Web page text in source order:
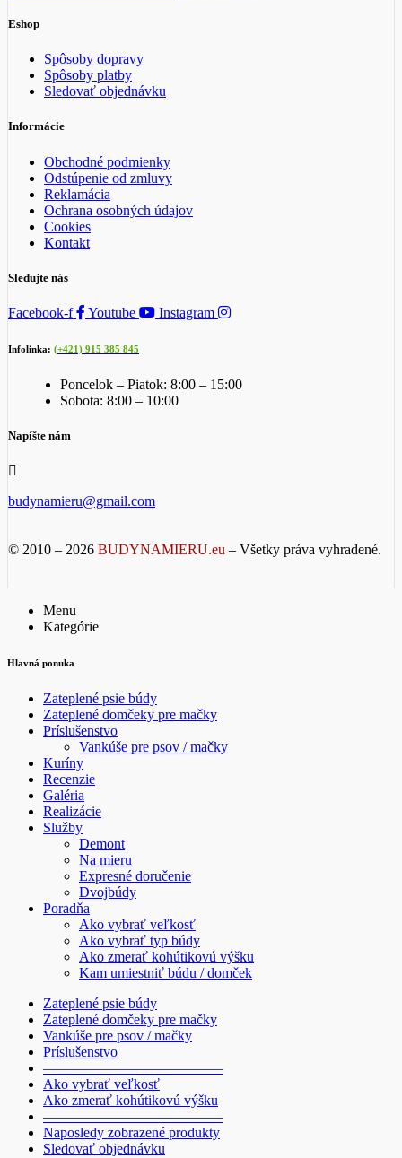
Eshop
Spôsoby dopravy
Spôsoby platby
Sledovať objednávku
Informácie
Obchodné podmienky
Odstúpenie od zmluvy
Reklamácia
Ochrana osobných údajov
Cookies
Kontakt
Sledujte nás
Facebook-f Youtube Instagram
Infolinka: (+421) 915 385 845
Poncelok – Piatok: 8:00 – 15:00
Sobota: 8:00 – 10:00
Napíšte nám
budynamieru@gmail.com
© 2010 – 2026 BUDYNAMIERU.eu – Všetky práva vyhradené.
Menu
Kategórie
Hlavná ponuka
Zateplené psie búdy
Zateplené domčeky pre mačky
Príslušenstvo
Vankúše pre psov / mačky
Kuríny
Recenzie
Galéria
Realizácie
Služby
Demont
Na mieru
Expresné doručenie
Dvojbúdy
Poradňa
Ako vybrať veľkosť
Ako vybrať typ búdy
Ako zmerať kohútikovú výšku
Kam umiestniť búdu / domček
Zateplené psie búdy
Zateplené domčeky pre mačky
Vankúše pre psov / mačky
Príslušenstvo
————————————–
Ako vybrať veľkosť
Ako zmerať kohútikovú výšku
————————————–
Naposledy zobrazené produkty
Sledovať objednávku